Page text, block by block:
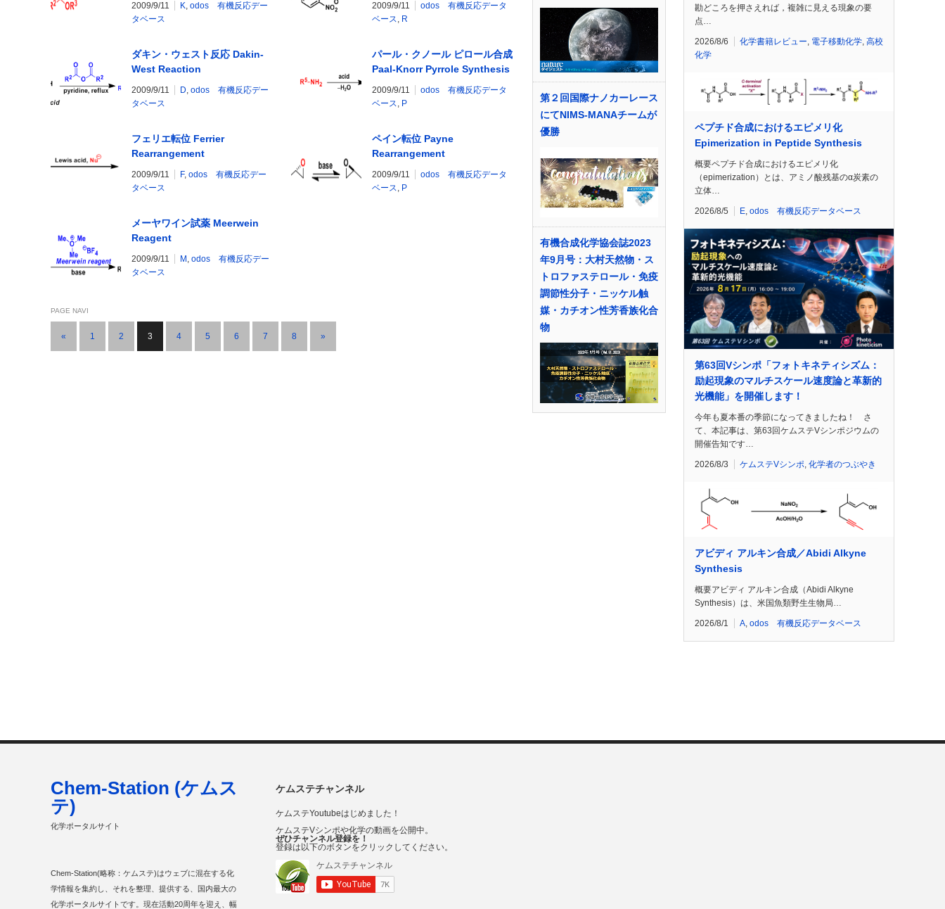
2009/9/11 K, odos 有機反応デー
タベース
2009/9/11
odos 有機反応データ
ベース, R
ダキン・ウェスト反応 Dakin-
West Reaction
2009/9/11 D, odos 有機反応デー
タベース
パール・クノール ピロール合成
Paal-Knorr Pyrrole Synthesis
2009/9/11
odos 有機反応データ
ベース, P
フェリエ転位 Ferrier
Rearrangement
2009/9/11 F, odos 有機反応デー
タベース
ペイン転位 Payne
Rearrangement
2009/9/11
odos 有機反応データ
ベース, P
メーヤワイン試薬 Meerwein
Reagent
2009/9/11 M , odos 有機反応デー
タベース
PAGE NAVI
« 1 2 3 4 5 6 7 8 »
第２回国際ナノカーレース
にてNIMS-MANAチームが
優勝
有機合成化学協会誌2023
年9月号：大村天然物・ス
トロファステロール・免疫
調節性分子・ニッケル触
媒・カチオン性芳香族化合
物
勘どころを押さえれば，複雑に見える現象の要
点…
2026/8/6 化学書籍レビュー 電子移動化学 高校
化学
ペプチド合成におけるエピメリ化
Epimerization in Peptide Synthesis
概要ペプチド合成におけるエピメリ化
（epimerization）とは、アミノ酸残基のα炭素の
立体…
2026/8/5 E odos 有機反応データベース
第63回Vシンポ「フォトキネティシズム：
励起現象のマルチスケール速度論と革新的
光機能」を開催します！
今年も夏本番の季節になってきましたね！ さ
て、本記事は、第63回ケムステVシンポジウムの
開催告知です…
2026/8/3 ケムステVシンポ, 化学者のつぶやき
アビディ アルキン合成／Abidi Alkyne
Synthesis
概要アビディ アルキン合成（Abidi Alkyne
Synthesis）は、米国魚類野生生物局…
2026/8/1 A, odos 有機反応データベース
ケムステチャンネル
ケムステYoutubeはじめました！
ケムステVシンポや化学の動画を公開中。
ぜひチャンネル登録を！
登録は以下のボタンをクリックしてください。
Chem-Station (ケムス
テ)
化学ポータルサイト
Chem-Station(略称：ケムステ)はウェブに混在する化
学情報を集約し、それを整理、提供する、国内最大の
化学ポータルサイトです。現在活動20周年を迎え、幅